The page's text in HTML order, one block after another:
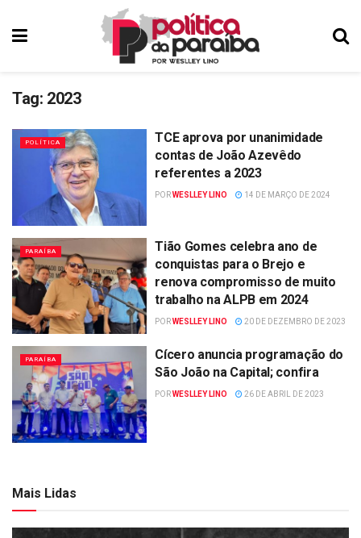
Tag: 2023
POLÍTICA
TCE aprova por unanimidade
contas de João Azevêdo
referentes a 2023
PORWESLLEY LINO 14 DE MARÇO DE 2024
PARAÍBA
Tião Gomes celebra ano de
conquistas para o Brejo e
renova compromisso de muito
trabalho na ALPB em 2024
PORWESLLEY LINO 20 DE DEZEMBRO DE 2023
PARAÍBA
Cícero anuncia programação do
São João na Capital; confira
PORWESLLEY LINO 26 DE ABRIL DE 2023
Mais Lidas